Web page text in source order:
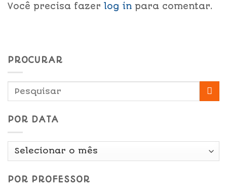
Você precisa fazer log in para comentar.
PROCURAR
POR DATA
Por
POR PROFESSOR